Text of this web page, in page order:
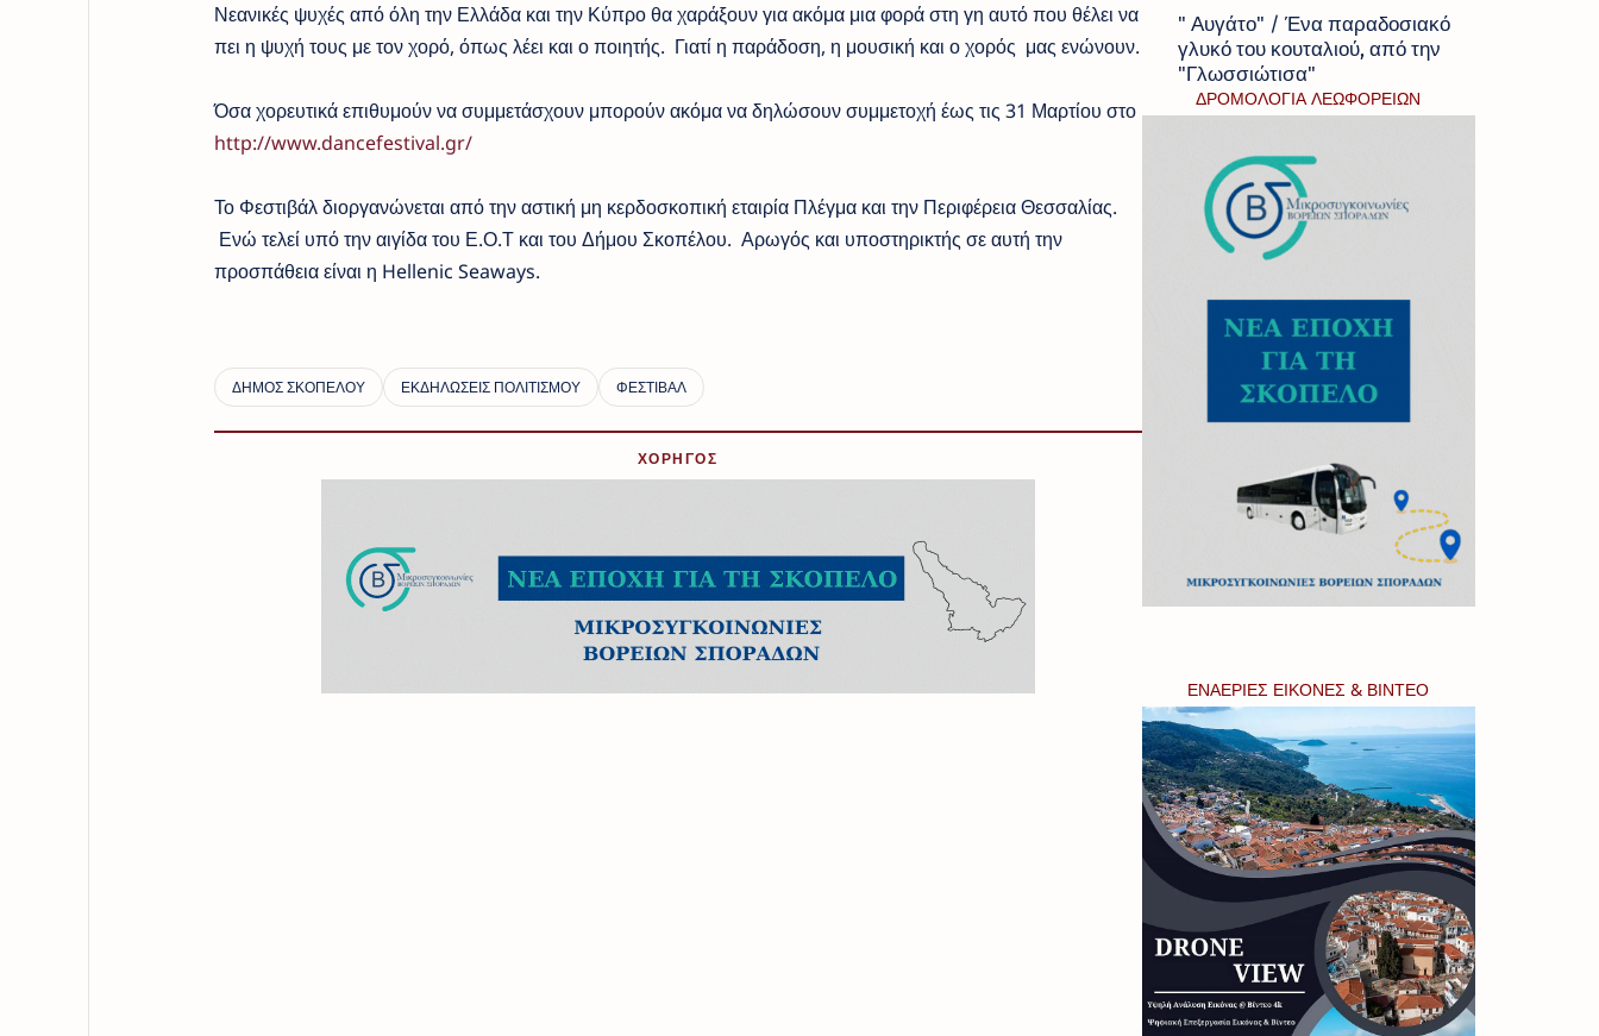
Νεανικές ψυχές από όλη την Ελλάδα και την Κύπρο θα χαράξουν για ακόμα μια φορά στη γη αυτό που θέλει να
πει η ψυχή τους με τον χορό, όπως λέει και ο ποιητής. Γιατί η παράδοση, η μουσική και ο χορός μας ενώνουν.
Όσα χορευτικά επιθυμούν να συμμετάσχουν μπορούν ακόμα να δηλώσουν συμμετοχή έως τις 31 Μαρτίου στο
http://www.dancefestival.gr/
Το Φεστιβάλ διοργανώνεται από την αστική μη κερδοσκοπική εταιρία Πλέγμα και την Περιφέρεια Θεσσαλίας.
Ενώ τελεί υπό την αιγίδα του Ε.Ο.Τ και του Δήμου Σκοπέλου. Αρωγός και υποστηρικτής σε αυτή την
προσπάθεια είναι η Hellenic Seaways.
ΧΟΡΗΓΟΣ
" Αυγάτο" / Ένα παραδοσιακό
γλυκό του κουταλιού, από την
"Γλωσσιώτισα"
ΔΡΟΜΟΛΟΓΙΑ ΛΕΩΦΟΡΕΙΩΝ
ΕΝΑΕΡΙΕΣ ΕΙΚΟΝΕΣ & ΒΙΝΤΕΟ